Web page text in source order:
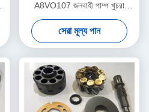
A8VO107 জলবাহী পাম্প খুচরা
যন্ত্রাংশ 5 মাসের ওয়্যারেন্টি
সেরা মূল্য পান